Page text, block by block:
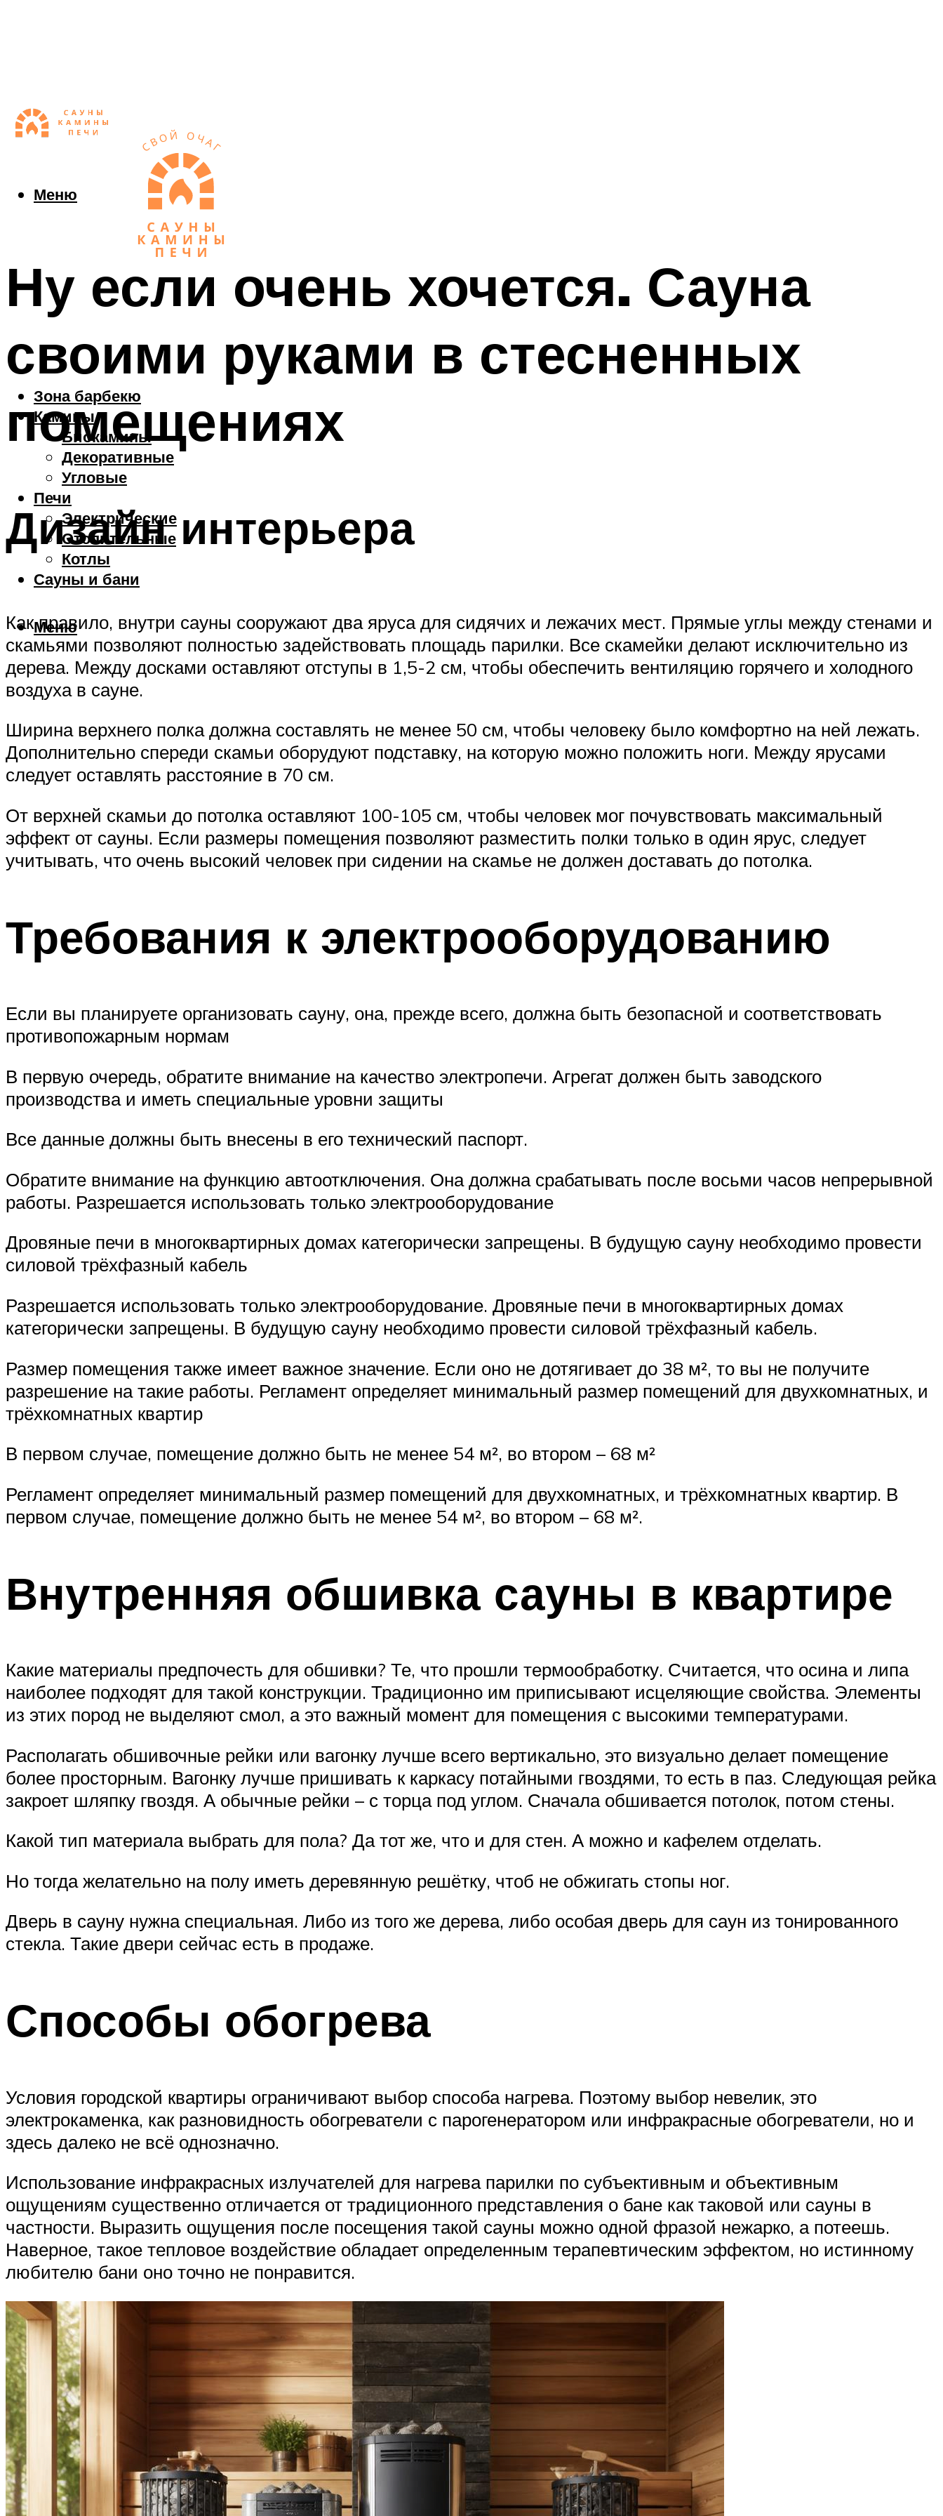
Зона барбекю
Камины
Биокамины
Декоративные
Угловые
Печи
Электрические
Отопительные
Котлы
Сауны и бани
Меню
Меню
Ну если очень хочется. Сауна
своими руками в стесненных
помещениях
Дизайн интерьера
Как правило, внутри сауны сооружают два яруса для сидячих и лежачих мест. Прямые углы между стенами и
скамьями позволяют полностью задействовать площадь парилки. Все скамейки делают исключительно из
дерева. Между досками оставляют отступы в 1,5-2 см, чтобы обеспечить вентиляцию горячего и холодного
воздуха в сауне.
Ширина верхнего полка должна составлять не менее 50 см, чтобы человеку было комфортно на ней лежать.
Дополнительно спереди скамьи оборудуют подставку, на которую можно положить ноги. Между ярусами
следует оставлять расстояние в 70 см.
От верхней скамьи до потолка оставляют 100-105 см, чтобы человек мог почувствовать максимальный
эффект от сауны. Если размеры помещения позволяют разместить полки только в один ярус, следует
учитывать, что очень высокий человек при сидении на скамье не должен доставать до потолка.
Требования к электрооборудованию
Если вы планируете организовать сауну, она, прежде всего, должна быть безопасной и соответствовать
противопожарным нормам
В первую очередь, обратите внимание на качество электропечи. Агрегат должен быть заводского
производства и иметь специальные уровни защиты
Все данные должны быть внесены в его технический паспорт.
Обратите внимание на функцию автоотключения. Она должна срабатывать после восьми часов непрерывной
работы. Разрешается использовать только электрооборудование
Дровяные печи в многоквартирных домах категорически запрещены. В будущую сауну необходимо провести
силовой трёхфазный кабель
Разрешается использовать только электрооборудование. Дровяные печи в многоквартирных домах
категорически запрещены. В будущую сауну необходимо провести силовой трёхфазный кабель.
Размер помещения также имеет важное значение. Если оно не дотягивает до 38 м², то вы не получите
разрешение на такие работы. Регламент определяет минимальный размер помещений для двухкомнатных, и
трёхкомнатных квартир
В первом случае, помещение должно быть не менее 54 м², во втором – 68 м²
Регламент определяет минимальный размер помещений для двухкомнатных, и трёхкомнатных квартир. В
первом случае, помещение должно быть не менее 54 м², во втором – 68 м².
Внутренняя обшивка сауны в квартире
Какие материалы предпочесть для обшивки? Те, что прошли термообработку. Считается, что осина и липа
наиболее подходят для такой конструкции. Традиционно им приписывают исцеляющие свойства. Элементы
из этих пород не выделяют смол, а это важный момент для помещения с высокими температурами.
Располагать обшивочные рейки или вагонку лучше всего вертикально, это визуально делает помещение
более просторным. Вагонку лучше пришивать к каркасу потайными гвоздями, то есть в паз. Следующая рейка
закроет шляпку гвоздя. А обычные рейки – с торца под углом. Сначала обшивается потолок, потом стены.
Какой тип материала выбрать для пола? Да тот же, что и для стен. А можно и кафелем отделать.
Но тогда желательно на полу иметь деревянную решётку, чтоб не обжигать стопы ног.
Дверь в сауну нужна специальная. Либо из того же дерева, либо особая дверь для саун из тонированного
стекла. Такие двери сейчас есть в продаже.
Способы обогрева
Условия городской квартиры ограничивают выбор способа нагрева. Поэтому выбор невелик, это
электрокаменка, как разновидность обогреватели с парогенератором или инфракрасные обогреватели, но и
здесь далеко не всё однозначно.
Использование инфракрасных излучателей для нагрева парилки по субъективным и объективным
ощущениям существенно отличается от традиционного представления о бане как таковой или сауны в
частности. Выразить ощущения после посещения такой сауны можно одной фразой нежарко, а потеешь.
Наверное, такое тепловое воздействие обладает определенным терапевтическим эффектом, но истинному
любителю бани оно точно не понравится.